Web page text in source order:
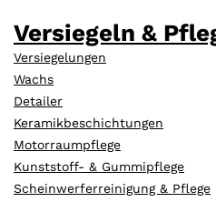
Versiegeln &
Versiegelungen
Wachs
Detailer
Keramikbeschichtungen
Motorraumpflege
Kunststoff- & Gummipflege
Scheinwerferreinigung & Pflege